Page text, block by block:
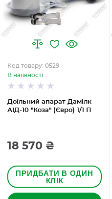
Доїльний апарат Дамілк
АІД-10 "Коза" (Євро) 1/1 П
Код товару: 0529
В наявності
18 570 ₴
ПРИДБАТИ В ОДИН
КЛІК